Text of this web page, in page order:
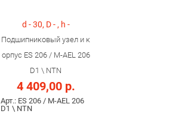
d - 30, D - , h -
Подшипниковый узел и к
орпус ES 206 / M-AEL 206
D1 \ NTN
4 409,00 р.
Арт.: ES 206 / M-AEL 206
D1 \ NTN